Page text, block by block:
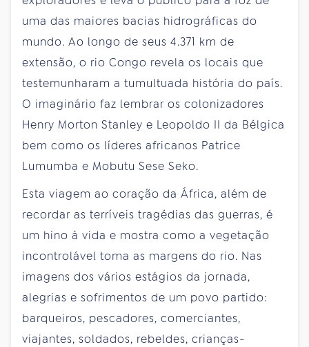
uma das maiores bacias hidrográficas do
mundo. Ao longo de seus 4.371 km de
extensão, o rio Congo revela os locais que
testemunharam a tumultuada história do país.
O imaginário faz lembrar os colonizadores
Henry Morton Stanley e Leopoldo II da Bélgica
bem como os líderes africanos Patrice
Lumumba e Mobutu Sese Seko.
Esta viagem ao coração da África, além de
recordar as terríveis tragédias das guerras, é
um hino à vida e mostra como a vegetação
incontrolável toma as margens do rio. Nas
imagens dos vários estágios da jornada,
alegrias e sofrimentos de um povo partido:
barqueiros, pescadores, comerciantes,
viajantes, soldados, rebeldes, crianças-